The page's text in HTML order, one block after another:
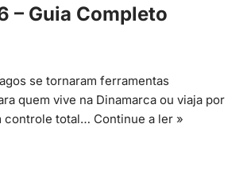
– Guia Completo
se tornaram ferramentas
quem vive na Dinamarca ou viaja por
controle total… Continue a ler »